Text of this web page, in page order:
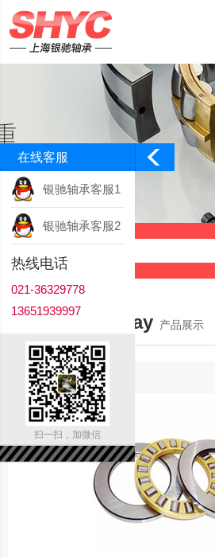
Product Display 产品展示
在线客服
银驰轴承客服1
银驰轴承客服2
热线电话
021-36329778
13651939997
扫一扫，加微信